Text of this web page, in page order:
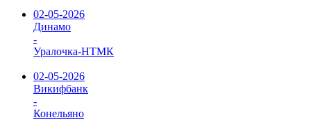
02-05-2026
Динамо
-
Уралочка-НТМК
02-05-2026
Викифбанк
-
Конельяно